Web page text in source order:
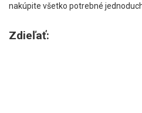
nakúpite všetko potrebné
Zdieľať: